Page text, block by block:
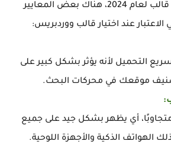
قبل أن نعرض أفضل قالب لعام 2024، هناك بعض المعايير
عند اختيار قالب ووردبريس:
التحميل لأنه يؤثر بشكل كبير على
موقعك في محركات البحث.
أي يظهر بشكل جيد على جميع
الهواتف الذكية والأجهزة اللوحية.